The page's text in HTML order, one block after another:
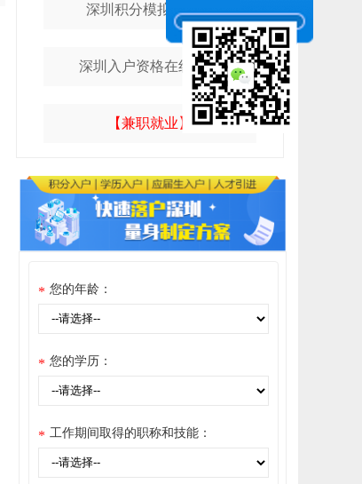
深圳积分模拟计算器
深圳入户资格在线测评
【兼职就业】
* 您的年龄：
* 您的学历：
* 工作期间取得的职称和技能：